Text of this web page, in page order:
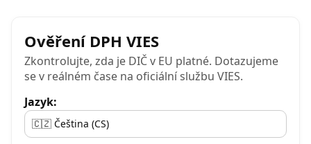
Ověření DPH VIES
Zkontrolujte, zda je DIČ v EU platné. Dotazujeme
se v reálném čase na oficiální službu VIES.
Jazyk: